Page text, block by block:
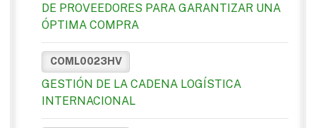
DE PROVEEDORES PARA GARANTIZAR UNA
ÓPTIMA COMPRA
COML0023HV
GESTIÓN DE LA CADENA LOGÍSTICA
INTERNACIONAL